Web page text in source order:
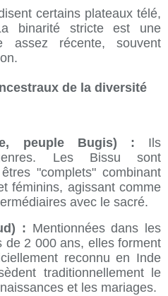
certains plateaux télé,
binarité stricte est une
assez récente, souvent
de la diversité
peuple Bugis) : Ils
Les Bissu sont
"complets" combinant
féminins, agissant comme
avec le sacré.
: Mentionnées dans les
de 2 000 ans, elles forment
reconnu en Inde
traditionnellement le
et les mariages.